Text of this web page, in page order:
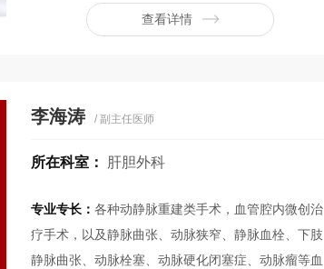
查看详情
李海涛 / 副主任医师
所在科室： 肝胆外科
专业专长：各种动静脉重建类手术，血管腔内微创治
疗手术，以及静脉曲张、动脉狭窄、静脉血栓、下肢
静脉曲张、动脉栓塞、动脉硬化闭塞症、动脉瘤等血